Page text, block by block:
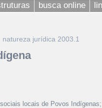
busca online
natureza jurídica 2003.1
locais de Povos Indígenas;